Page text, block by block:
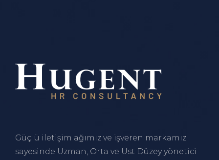
Güçlü iletişim ağımız ve işveren markamız
sayesinde Uzman, Orta ve Üst Düzey yönetici